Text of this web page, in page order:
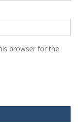
browser for the